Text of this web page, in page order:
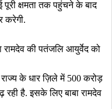
पूरी क्षमता तक पहुंचने के बाद
करेगी.
रामदेव की पतंजलि आयुर्वेद को
के धार ज़िले में 500 करोड़
है. इसके लिए बाबा रामदेव